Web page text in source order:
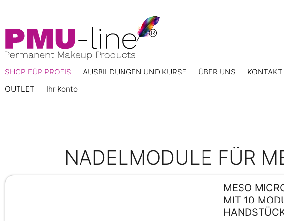
SHOP FÜR PROFIS AUSBILDUNGEN UND KURSE ÜBER UNS KONTAKT
OUTLET
Ihr Konto
NADELMODULE FÜR
MESO
MIT 10